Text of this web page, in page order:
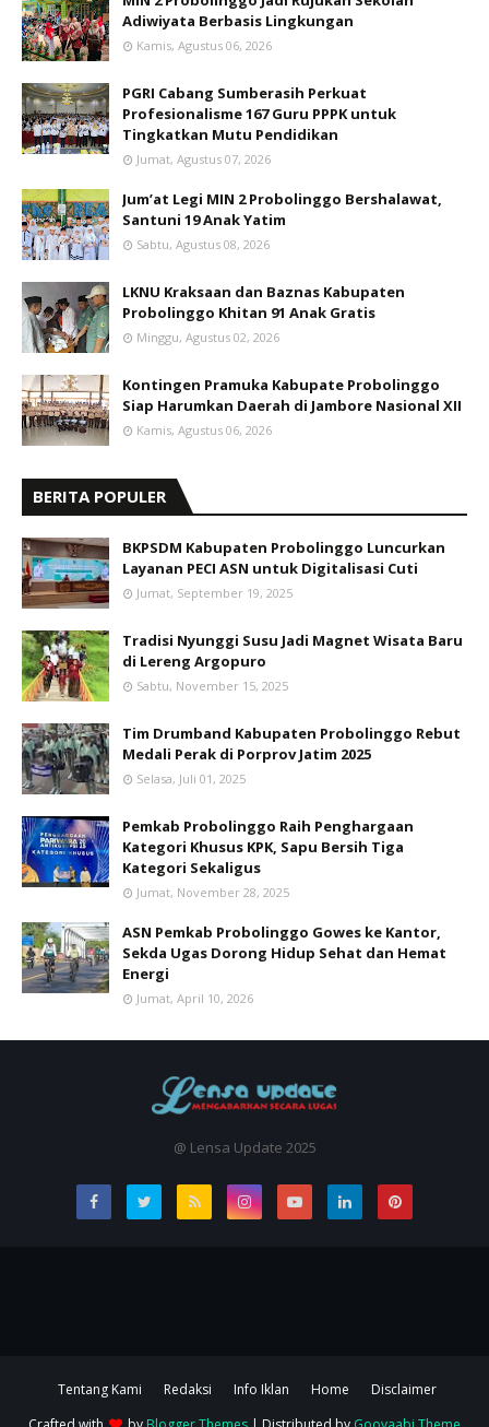
Adiwiyata Berbasis Lingkungan
Kamis, Agustus 06, 2026
PGRI Cabang Sumberasih Perkuat
Profesionalisme 167 Guru PPPK untuk
Tingkatkan Mutu Pendidikan
Jumat, Agustus 07, 2026
Jum’at Legi MIN 2 Probolinggo Bershalawat,
Santuni 19 Anak Yatim
Sabtu, Agustus 08, 2026
LKNU Kraksaan dan Baznas Kabupaten
Probolinggo Khitan 91 Anak Gratis
Minggu, Agustus 02, 2026
Kontingen Pramuka Kabupate Probolinggo
Siap Harumkan Daerah di Jambore Nasional XII
Kamis, Agustus 06, 2026
BERITA POPULER
BKPSDM Kabupaten Probolinggo Luncurkan
Layanan PECI ASN untuk Digitalisasi Cuti
Jumat, September 19, 2025
Tradisi Nyunggi Susu Jadi Magnet Wisata Baru
di Lereng Argopuro
Sabtu, November 15, 2025
Tim Drumband Kabupaten Probolinggo Rebut
Medali Perak di Porprov Jatim 2025
Selasa, Juli 01, 2025
Pemkab Probolinggo Raih Penghargaan
Kategori Khusus KPK, Sapu Bersih Tiga
Kategori Sekaligus
Jumat, November 28, 2025
ASN Pemkab Probolinggo Gowes ke Kantor,
Sekda Ugas Dorong Hidup Sehat dan Hemat
Energi
Jumat, April 10, 2026
@ Lensa Update 2025
Tentang Kami Redaksi Info Iklan Home
Disclaimer